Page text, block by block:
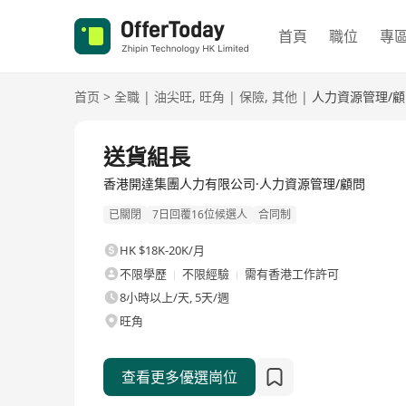
首頁 職位 專
首页 > 全職 | 油尖旺, 旺角 | 保險, 其他 | 人力資源管理/
送貨組長
香港開達集團人力有限公司·人力資源管理/顧問
已關閉 7日回覆16位候選人 合同制
HK $18K-20K/月
不限學歷
不限經驗
需有香港工作許可
8小時以上/天, 5天/週
旺角
查看更多優選崗位